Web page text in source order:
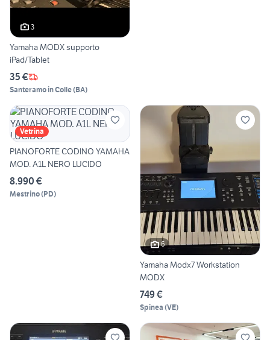
3
Yamaha MODX supporto
iPad/Tablet
35 €
Santeramo in Colle(BA)
Vetrina
PIANOFORTE CODINO YAMAHA
MOD. A1L NERO LUCIDO
8.990 €
Mestrino(PD)
6
Yamaha Modx7 Workstation
MODX
749 €
Spinea (VE)